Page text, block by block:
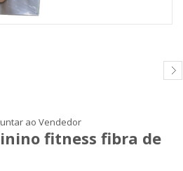
ao Vendedor
fitness fibra de